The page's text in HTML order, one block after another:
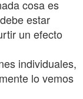
cosa es
estar
un efecto
individuales,
lo vemos